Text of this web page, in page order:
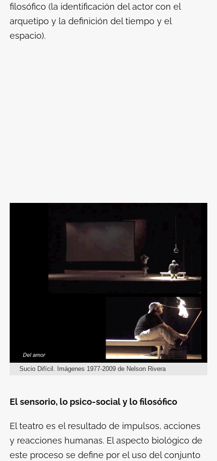
filosófico (la identificación del actor con el
arquetipo y la definición del tiempo y el
espacio).
Sucio Difícil. Imágenes 1977-2009 de Nelson Rivera
El sensorio, lo psico-social y lo filosófico
El teatro es el resultado de impulsos, acciones
y reacciones humanas. El aspecto biológico de
este proceso se define por el uso del conjunto